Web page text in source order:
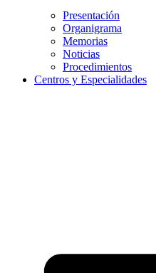
Presentación
Organigrama
Memorias
Noticias
Procedimientos
Centros y Especialidades